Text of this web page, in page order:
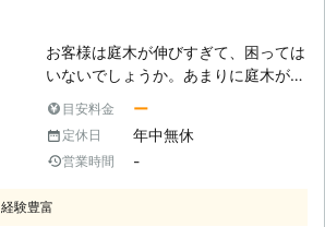
このように当然ですが安全第一の伐採
を続けているのです。これまで事故を
起こしたことはありません。ぜひとも
私たちに皆さまのご自宅の庭木もおま
かせください。 【マンションでの伐
採もおまかせください】 マンション
植えているところがあります。そこで
お客様は庭木が伸びすぎて、困っては
いないでしょうか。あまりに庭木が伸
んでしまい、苦情の原因になってしま
うこともあります。そんなときは、伐
採を視野に入れてみてはいかがでしょ
いて、処分を考えているお客様がいま
目安料金 ー
定休日 年中無休
営業時間 -
経験豊富